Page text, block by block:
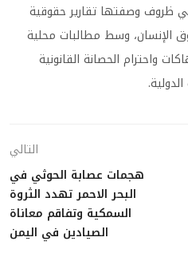
ظروف وصفتها تقارير حقوقية
الإنسان، وسط مطالبات محلية
واحترام الحصانة القانونية
التالي
هجمات عصابة الحوثي في
البحر الاحمر تهدد الثروة
السمكية وتفاقم معاناة
الصيادين في اليمن